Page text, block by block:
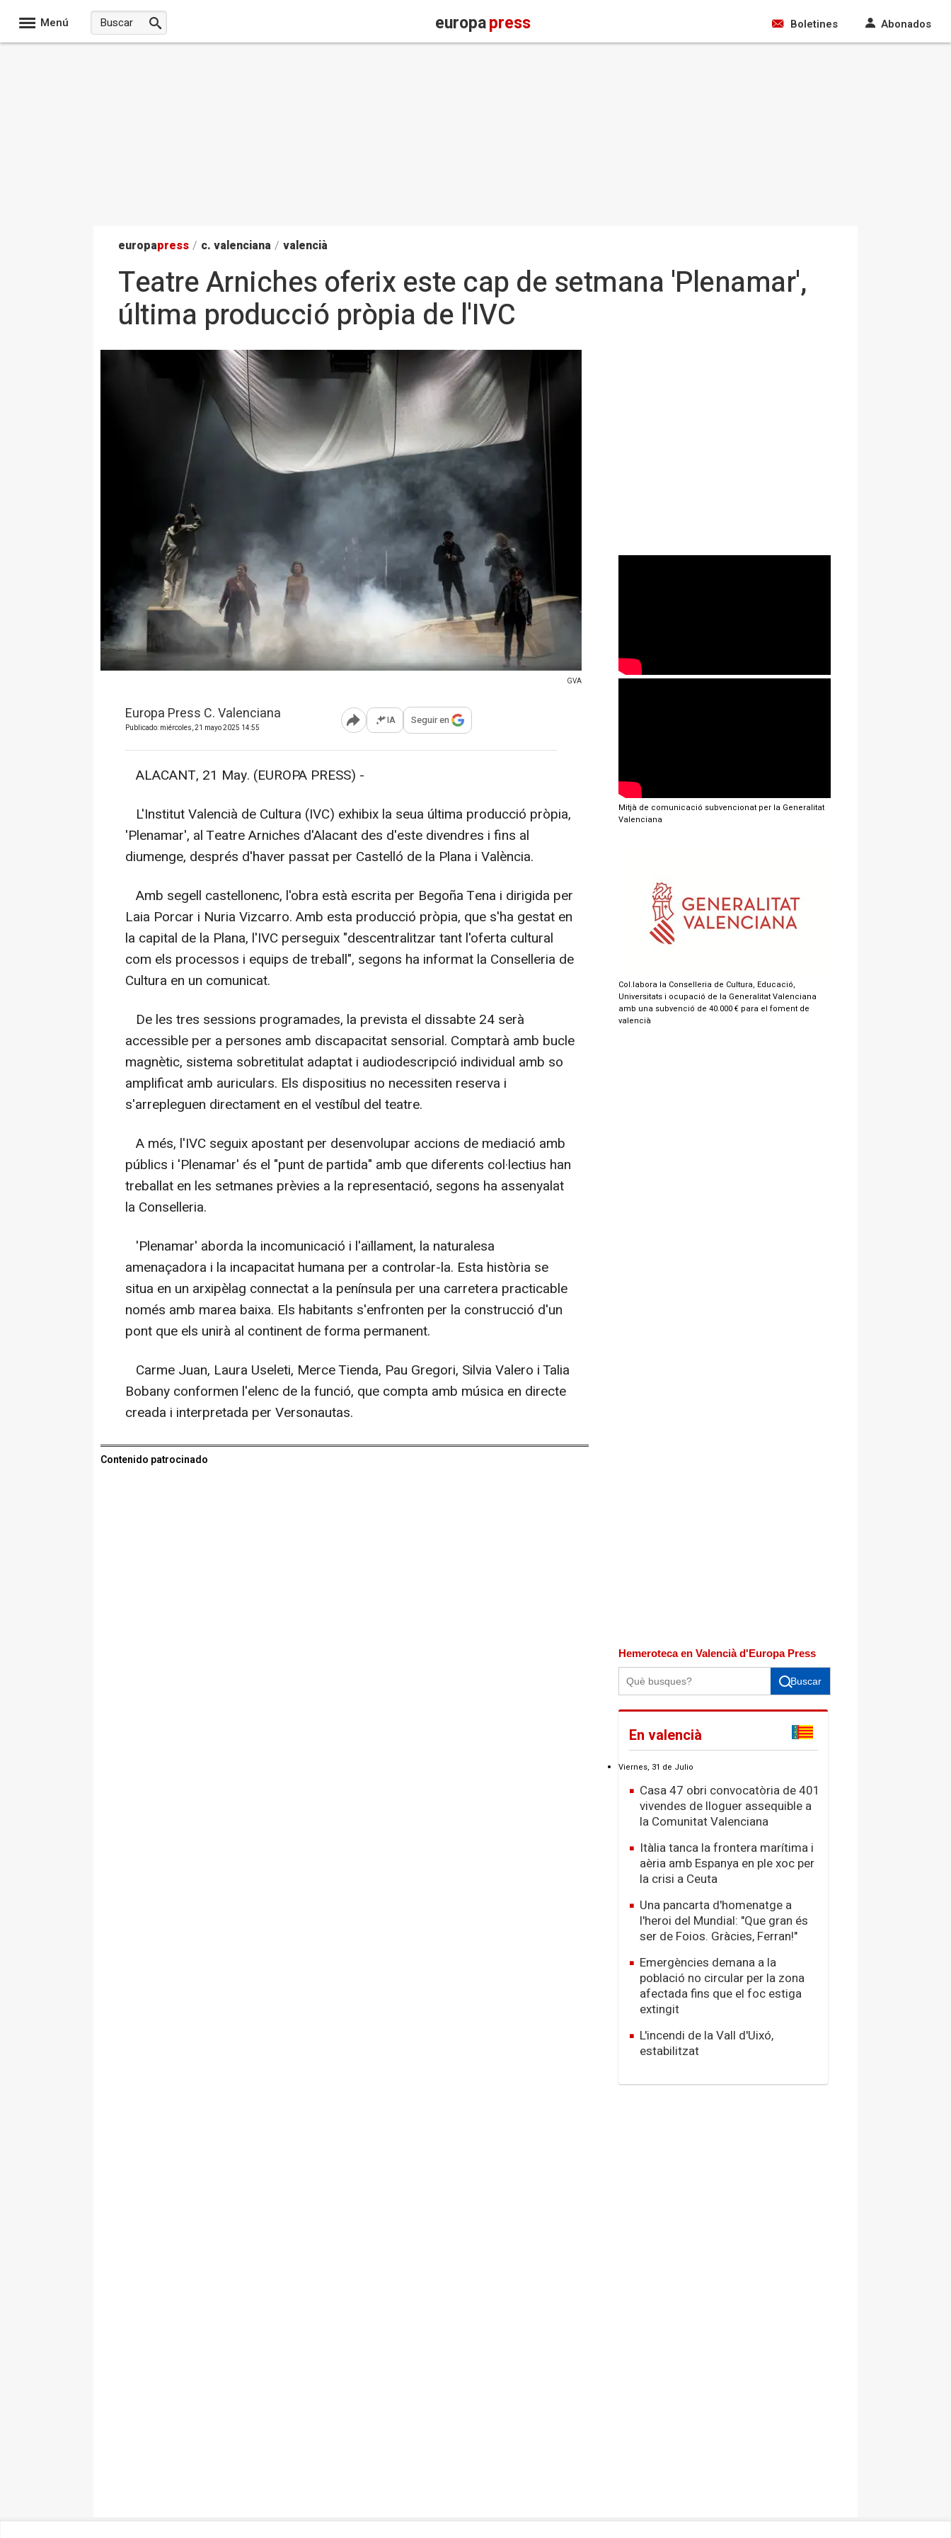
Menú europapress Boletines Abonados
europapress / c. valenciana / valencià
Teatre Arniches oferix este cap de setmana 'Plenamar',
última producció pròpia de l'IVC
GVA
Europa Press C. Valenciana
Publicado: miércoles, 21 mayo 2025 14:55 Abrir opciones para compartir
IA Seguir en
ALACANT, 21 May. (EUROPA PRESS) -
L'Institut Valencià de Cultura (IVC) exhibix la seua última producció pròpia,
'Plenamar', al Teatre Arniches d'Alacant des d'este divendres i fins al
diumenge, després d'haver passat per Castelló de la Plana i València.
Amb segell castellonenc, l'obra està escrita per Begoña Tena i dirigida per
Laia Porcar i Nuria Vizcarro. Amb esta producció pròpia, que s'ha gestat en
la capital de la Plana, l'IVC perseguix "descentralitzar tant l'oferta cultural
com els processos i equips de treball", segons ha informat la Conselleria de
Cultura en un comunicat.
De les tres sessions programades, la prevista el dissabte 24 serà
accessible per a persones amb discapacitat sensorial. Comptarà amb bucle
magnètic, sistema sobretitulat adaptat i audiodescripció individual amb so
amplificat amb auriculars. Els dispositius no necessiten reserva i
s'arrepleguen directament en el vestíbul del teatre.
A més, l'IVC seguix apostant per desenvolupar accions de mediació amb
públics i 'Plenamar' és el "punt de partida" amb que diferents col·lectius han
treballat en les setmanes prèvies a la representació, segons ha assenyalat
la Conselleria.
'Plenamar' aborda la incomunicació i l'aïllament, la naturalesa
amenaçadora i la incapacitat humana per a controlar-la. Esta història se
situa en un arxipèlag connectat a la península per una carretera practicable
només amb marea baixa. Els habitants s'enfronten per la construcció d'un
pont que els unirà al continent de forma permanent.
Carme Juan, Laura Useleti, Merce Tienda, Pau Gregori, Silvia Valero i Talia
Bobany conformen l'elenc de la funció, que compta amb música en directe
creada i interpretada per Versonautas.
Contenido patrocinado
Mitjà de comunicació subvencionat per la Generalitat
Valenciana
Col.labora la Conselleria de Cultura, Educació,
Universitats i ocupació de la Generalitat Valenciana
amb una subvenció de 40.000 € para el foment de
valencià
Hemeroteca en Valencià d'Europa Press
Buscar
En valencià
Viernes, 31 de Julio
Casa 47 obri convocatòria de 401
vivendes de lloguer assequible a
la Comunitat Valenciana
Itàlia tanca la frontera marítima i
aèria amb Espanya en ple xoc per
la crisi a Ceuta
Una pancarta d'homenatge a
l'heroi del Mundial: "Que gran és
ser de Foios. Gràcies, Ferran!"
Emergències demana a la
població no circular per la zona
afectada fins que el foc estiga
extingit
L'incendi de la Vall d'Uixó,
estabilitzat